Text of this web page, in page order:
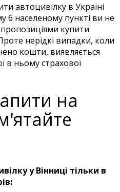
автоцивілку в Україні
б населеному пункті ви не
купити
нерідкі випадки, коли
кошти, виявляється
в ньому страхової
на
у Вінниці тільки в